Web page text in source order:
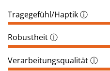
Tragegefühl/Haptikⓘ
Robustheitⓘ
Verarbeitungsqualitätⓘ